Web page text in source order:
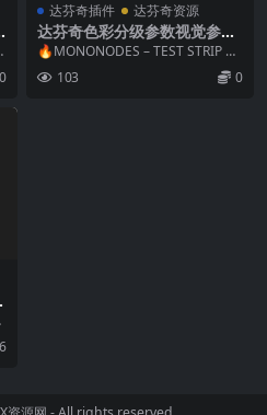
0
达芬奇插件 达芬奇资源
达芬奇色彩分级参数视觉参考
对比测试条DCTL节点预设 Mo
nonodes – TEST STRIP DCT
LS V3.0
🔥MONONODES – TEST STRIP D
103 0
6